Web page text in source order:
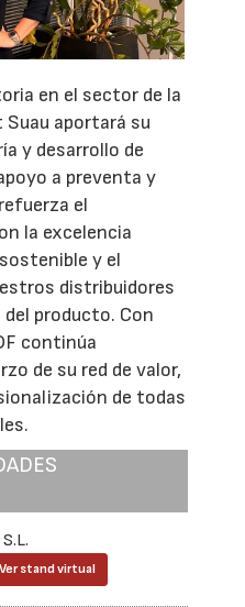
en el sector de la
aportará su
y desarrollo de
a preventa y
el
la excelencia
y el
distribuidores
producto. Con
continúa
de su red de valor,
de todas
Ver stand virtual